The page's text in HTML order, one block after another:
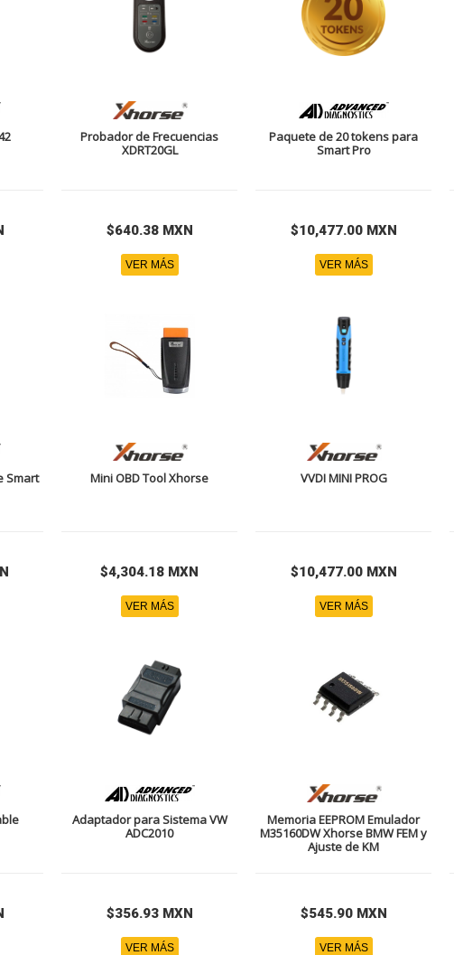
Probador de Frecuencias
XDRT20GL
$640.38 MXN
VER MÁS
Paquete de 20 tokens para
Smart Pro
$10,477.00 MXN
VER MÁS
Smart
Mini OBD Tool Xhorse
$4,304.18 MXN
VER MÁS
VVDI MINI PROG
$10,477.00 MXN
VER MÁS
Adaptador para Sistema VW
ADC2010
$356.93 MXN
VER MÁS
Memoria EEPROM Emulador
M35160DW Xhorse BMW FEM y
Ajuste de KM
$545.90 MXN
VER MÁS